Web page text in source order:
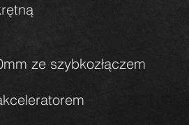
ze szybkozłączem